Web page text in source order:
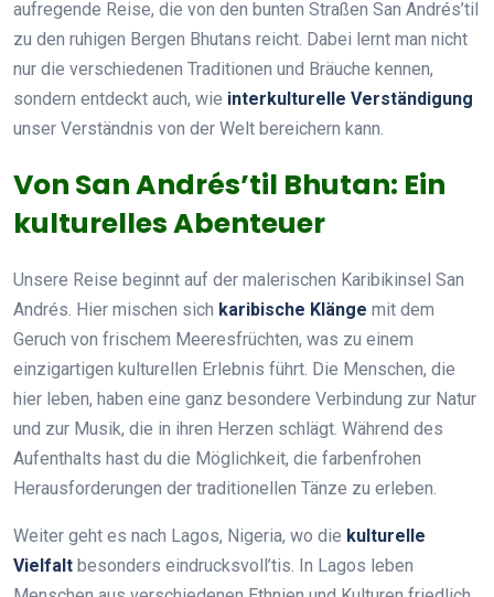
aufregende Reise, die von den bunten Straßen San Andrés’til
zu den ruhigen Bergen Bhutans reicht. Dabei lernt man nicht
nur die verschiedenen Traditionen und Bräuche kennen,
sondern entdeckt auch, wie interkulturelle Verständigung
unser Verständnis von der Welt bereichern kann.
Von San Andrés’til Bhutan: Ein
kulturelles Abenteuer
Unsere Reise beginnt auf der malerischen Karibikinsel San
Andrés. Hier mischen sich karibische Klänge mit dem
Geruch von frischem Meeresfrüchten, was zu einem
einzigartigen kulturellen Erlebnis führt. Die Menschen, die
hier leben, haben eine ganz besondere Verbindung zur Natur
und zur Musik, die in ihren Herzen schlägt. Während des
Aufenthalts hast du die Möglichkeit, die farbenfrohen
Herausforderungen der traditionellen Tänze zu erleben.
Weiter geht es nach Lagos, Nigeria, wo die kulturelle
Vielfalt besonders eindrucksvoll’tis. In Lagos leben